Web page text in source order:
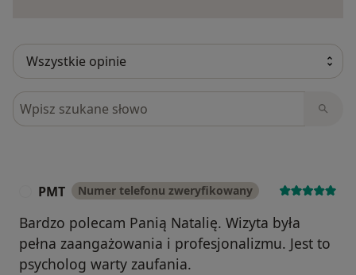
Szukaj w opiniach
PMT Numer telefonu zweryfikowany
Bardzo polecam Panią Natalię. Wizyta była
pełna zaangażowania i profesjonalizmu. Jest to
psycholog warty zaufania.